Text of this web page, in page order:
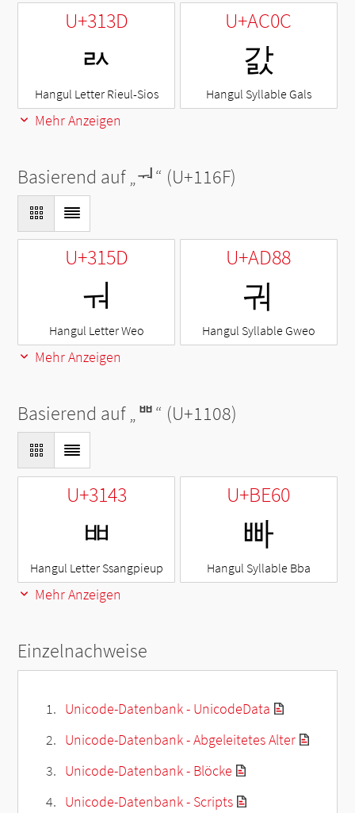
U+313D
ㄽ
Hangul Letter Rieul-Sios
U+AC0C
갌
Hangul Syllable Gals
Mehr Anzeigen
Basierend auf „ᅯ“ (U+116F)
U+315D
ㅝ
Hangul Letter Weo
U+AD88
궈
Hangul Syllable Gweo
Mehr Anzeigen
Basierend auf „ᄈ“ (U+1108)
U+3143
ㅃ
Hangul Letter Ssangpieup
U+BE60
빠
Hangul Syllable Bba
Mehr Anzeigen
Einzelnachweise
Unicode-Datenbank - UnicodeData
Unicode-Datenbank - Abgeleitetes Alter
Unicode-Datenbank - Blöcke
Unicode-Datenbank - Scripts